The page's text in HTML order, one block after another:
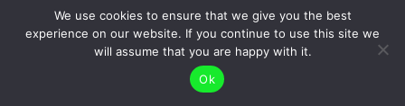
Open Everyday 9.30 – 17.30
Kyoto Tower 3F
Open Everyday 10.00 – 17.00
To give you the best possible user experience, this
site uses cookies. By continuing to browse the site,
you agree to our use of cookies as described in our
Privacy Policy.
Accept
We use cookies to ensure that we give you the best
experience on our website. If you continue to use this site we
will assume that you are happy with it.
Ok